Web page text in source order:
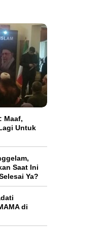
Maaf,
Untuk
Saat Ini
Ya?
di